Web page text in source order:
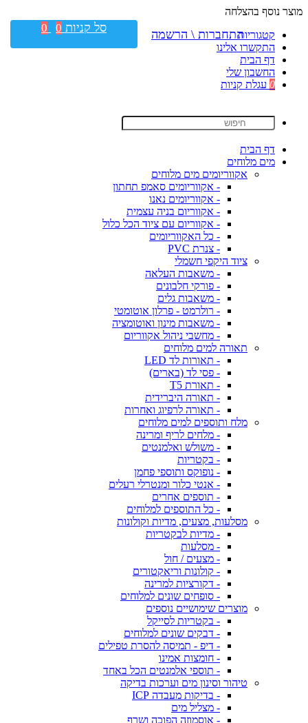
מוצר נוסף בהצלחה
קטגוריות
התקשרו אלינו
דף הבית
החשבון שלי
0 עגלת קניות
דף הבית
מים מלוחים
אקווריומים מים מלוחים
- אקווריומים סאמפ תחתון
- אקווריומים נאנו
- אקווריום בניה עצמית
- אקווריום עם ציוד הכל כלול
- כל האקווריומים
- צנרת PVC
ציוד היקפי חשמלי
- משאבות העלאה
- פורקי חלבונים
- משאבות גלים
- רולרמט - פרלון אוטומטי
- משאבות מינון ואוטומציה
- מחשבי ניהול אקווריום
תאורה למים מלוחים
- תאורות לד LED
- פסי לד (בארים)
- תאורת T5
- תאורה היברידית
- תאורה לרפיוג ואחרות
מלח ותוספים למים מלוחים
- מלחים לריף ומרינה
- משולש ואלמנטים
- בקטריות
- נופוקס ותוספי פחמן
- אנטי כלור ומנטרלי רעלים
- תוספים אחרים
- כל התוספים למלוחים
מסלעות, מצעים, מדיות וקולונות
- מדיות לבקטריות
- מסלעות
- מצעים / חול
- קולונות וריאקטורים
- דקורציות למרינה
- סופחים שונים למלוחים
מוצרים שימושיים נוספים
- בקטריות לסייקל
- דבקים שונים למלוחים
- דיפ - תמיסה להסרת טפילים
- חומצות אמינו
- תוספי אלמנטים הכל באחד
טיהור וסינון מים וערכות בדיקה
- בדיקות מעבדה ICP
- מצליל מים
- אוסמוזה הפוכה ושרף
התחברות \ הרשמה סל קניות 0
0